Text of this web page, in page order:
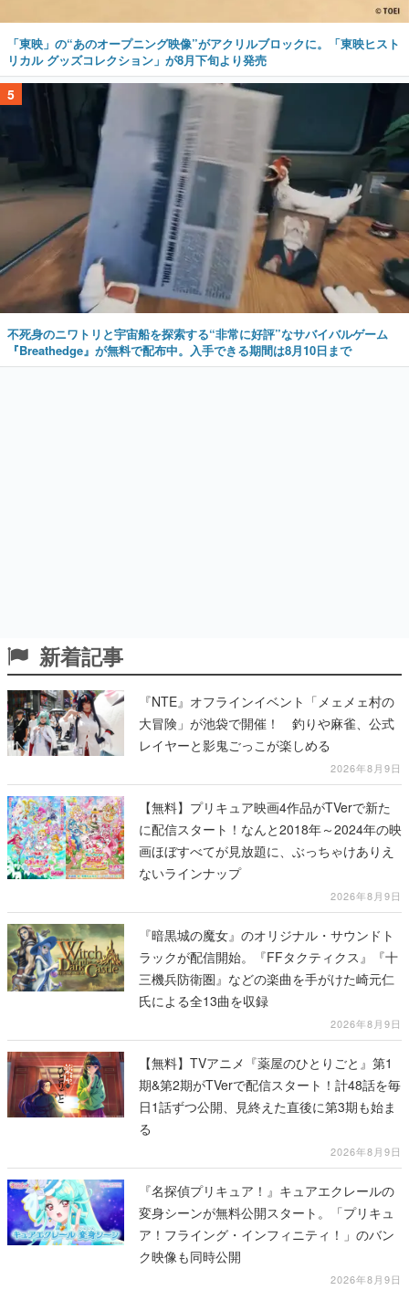
「東映」の“あのオープニング映像”がアクリルブロックに。「東映ヒスト
リカル グッズコレクション」が8月下旬より発売
5
不死身のニワトリと宇宙船を探索する“非常に好評”なサバイバルゲーム
『Breathedge』が無料で配布中。入手できる期間は8月10日まで
新着記事
『NTE』オフラインイベント「メェメェ村の
大冒険」が池袋で開催！ 釣りや麻雀、公式
レイヤーと影鬼ごっこが楽しめる
2026年8月9日
【無料】プリキュア映画4作品がTVerで新た
に配信スタート！なんと2018年～2024年の映
画ほぼすべてが見放題に、ぶっちゃけありえ
ないラインナップ
2026年8月9日
『暗黒城の魔女』のオリジナル・サウンドト
ラックが配信開始。『FFタクティクス』『十
三機兵防衛圏』などの楽曲を手がけた崎元仁
氏による全13曲を収録
2026年8月9日
【無料】TVアニメ『薬屋のひとりごと』第1
期&第2期がTVerで配信スタート！計48話を毎
日1話ずつ公開、見終えた直後に第3期も始ま
る
2026年8月9日
『名探偵プリキュア！』キュアエクレールの
変身シーンが無料公開スタート。「プリキュ
ア！フライング・インフィニティ！」のバン
ク映像も同時公開
2026年8月9日